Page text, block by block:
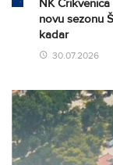
novu sezonu
kadar
30.07.2026